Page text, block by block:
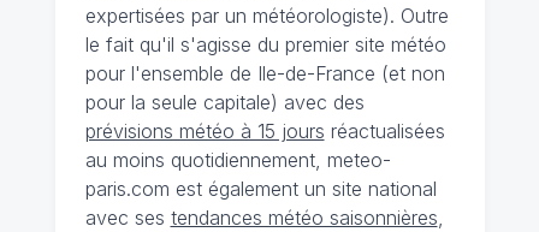
expertisées par un météorologiste). Outre
le fait qu'il s'agisse du premier site météo
pour l'ensemble de Ile-de-France (et non
pour la seule capitale) avec des
prévisions météo à 15 jours réactualisées
au moins quotidiennement, meteo-
paris.com est également un site national
avec ses tendances météo saisonnières